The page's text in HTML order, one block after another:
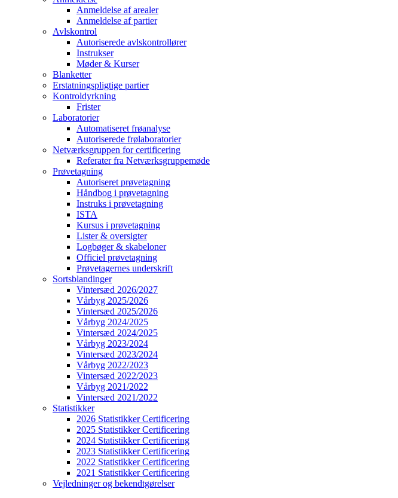
Anmeldelse af arealer
Anmeldelse af partier
Avlskontrol
Autoriserede avlskontrollører
Instrukser
Møder & Kurser
Blanketter
Erstatningspligtige partier
Kontroldyrkning
Frister
Laboratorier
Automatiseret frøanalyse
Autoriserede frølaboratorier
Netværksgruppen for certificering
Referater fra Netværksgruppemøde
Prøvetagning
Autoriseret prøvetagning
Håndbog i prøvetagning
Instruks i prøvetagning
ISTA
Kursus i prøvetagning
Lister & oversigter
Logbøger & skabeloner
Officiel prøvetagning
Prøvetagernes underskrift
Sortsblandinger
Vintersæd 2026/2027
Vårbyg 2025/2026
Vintersæd 2025/2026
Vårbyg 2024/2025
Vintersæd 2024/2025
Vårbyg 2023/2024
Vintersæd 2023/2024
Vårbyg 2022/2023
Vintersæd 2022/2023
Vårbyg 2021/2022
Vintersæd 2021/2022
Statistikker
2026 Statistikker Certificering
2025 Statistikker Certificering
2024 Statistikker Certificering
2023 Statistikker Certificering
2022 Statistikker Certificering
2021 Statistikker Certificering
Vejledninger og bekendtgørelser